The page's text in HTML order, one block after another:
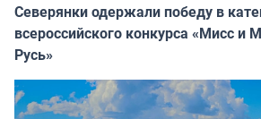
Северянки одержали победу в
всероссийского конкурса «Мисс и
Русь»